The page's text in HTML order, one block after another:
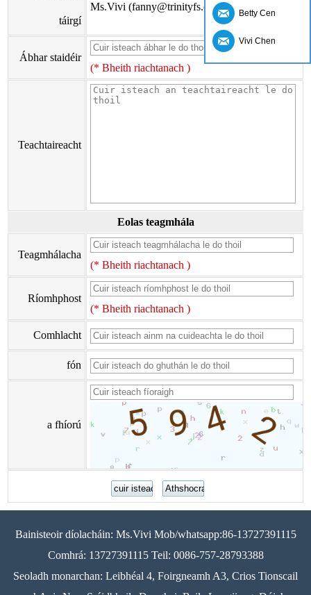
táirgí
Ms.Vivi (fanny@trinityfs.cn)
Ábhar staidéir
(* Bheith riachtanach )
Teachtaireacht
Eolas teagmhála
Teagmhálacha
(* Bheith riachtanach )
Ríomhphost
(* Bheith riachtanach )
Comhlacht
fón
a fhíorú
Bainisteoir díolacháin: Ms.Vivi Mob/whatsapp:86-13727391115
Comhrá: 13727391115 Teil: 0086-757-28793388
Seoladh monarchan: Leibhéal 4, Foirgneamh A3, Crios Tionscail
Betty Cen
Vivi Chen